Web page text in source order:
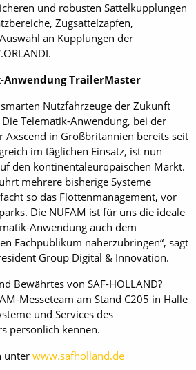
und robusten Sattelkupplungen
Zugsattelzapfen,
an Kupplungen der
Anwendung TrailerMaster
Nutzfahrzeuge der Zukunft
Telematik-Anwendung, bei der
Axscend in Großbritannien bereits seit
im täglichen Einsatz, ist nun
den kontinentaleuropäischen Markt.
mehrere bisherige Systeme
so das Flottenmanagement, vor
Die NUFAM ist für uns die ideale
Anwendung auch dem
Fachpublikum näherzubringen“, sagt
Group Digital & Innovation.
Bewährtes von SAF-HOLLAND?
Messeteam am Stand C205 in Halle
und Services des
persönlich kennen.
unter www.safholland.de